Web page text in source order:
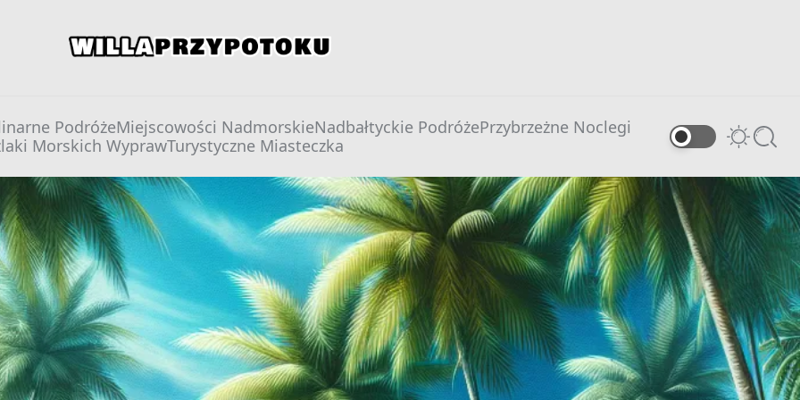
PodróżeMiejscowości NadmorskieNadbałtyckie PodróżePrzybrzeżne Noclegi
Morskich WyprawTurystyczne Miasteczka
Switch
mode
– najpiękniejsze miejscowości nadmorskie 0 comments